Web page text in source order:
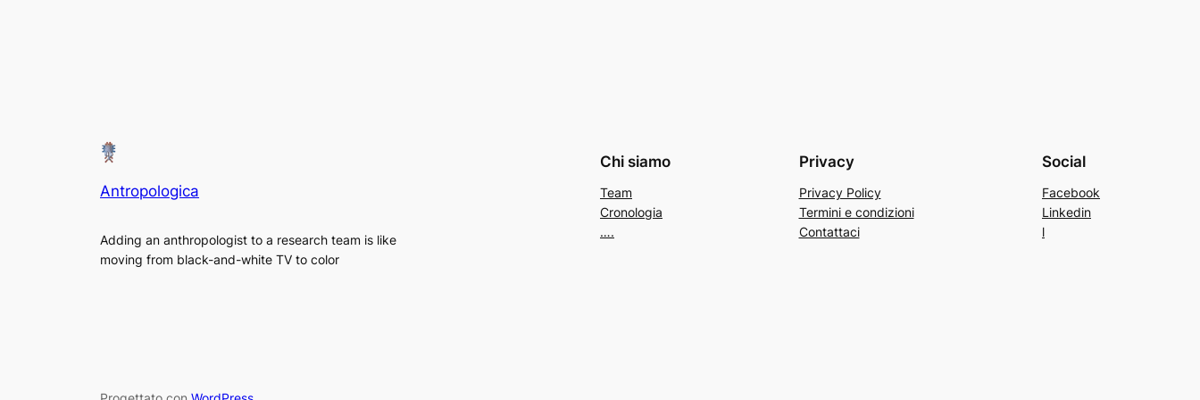
Antropologica
Adding an anthropologist to a research team is like
moving from black-and-white TV to color
Chi siamo
Team
Cronologia
….
Privacy
Privacy Policy
Termini e condizioni
Contattaci
Social
Facebook
Linkedin
l